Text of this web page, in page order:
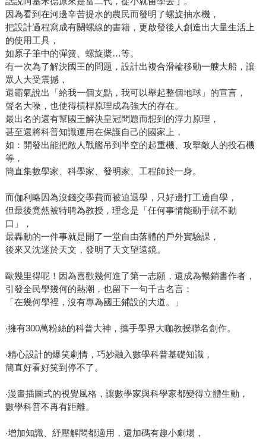
因為看到在河邊辛苦提水的農民而發明了螺旋抽水機，
把設計過程寫成有關螺線的書籍，更啟發後人創造出大量生活上
的使用工具，
如原子筆中的彈簧、螺旋槳…等。
有一次為了解決國王的問題，設計出複合滑輪移動一艘大船，讓
眾人大受震撼，
還霸氣說出「給我一個支點，我可以舉起整個地球」的宣言，
聲名大噪，也使得槓桿原理成為強大的存在。
最出名的還有幫國王解決皇冠問題而想到的浮力原理，
甚至還將科普知識運用在保護自己的國家上，
如：開發出能把敵人戰艦吊到半空的起重機、攻擊敵人的投石機
等，
簡直集數學家、科學家、發明家、工程師於一身。
而伽利略因為沒錢交學費而被迫退學，只好邊打工邊自學，
但最後竟然被特聘為教授，理念是「任何事情能動手就不動
口」，
最轟動的一件事就是開了一堂自由落體的戶外實驗課，
後來又沈迷於天文，發明了天文望遠鏡。
歐幾里得呢！因為喜歡幾何進了第一志願，還成為暢銷書作者，
引發全民學幾何的熱潮，也留下一句千古名言：
「在幾何學裡，沒有專為國王鋪設的大道。」
‧擁有300萬粉絲的科普大神，攜手學界大咖教授聯名創作。
‧精心設計的爆笑劇情，巧妙融入數學科普基礎知識，
簡直好看好笑到停不了。
‧漫畫插圖式的視覺風格，讓數學家與科學家都變得立體生動，
數學科普不再有距離。
‧增加知識、紓壓解悶都適用，還加碼有趣小劇場，